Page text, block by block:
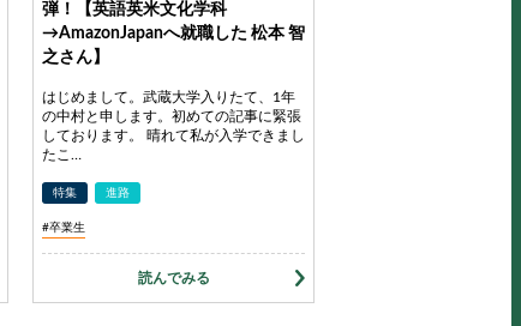
弾！【英語英米文化学科
→AmazonJapanへ就職した 松本 智
之さん】
はじめまして。武蔵大学入りたて、1年
の中村と申します。初めての記事に緊張
しております。 晴れて私が入学できまし
たこ…
特集 進路
#卒業生
読んでみる